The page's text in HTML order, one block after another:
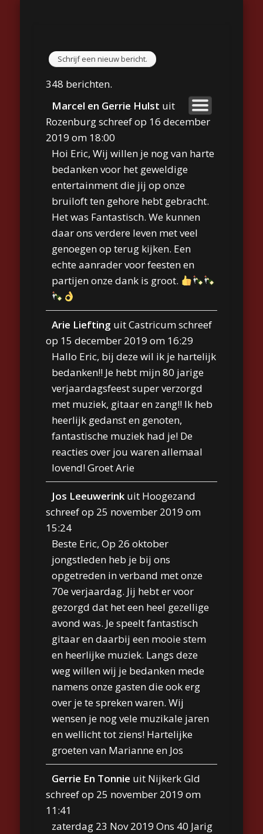
348 berichten.
Marcel en Gerrie Hulst uit
Rozenburgschreef op 16 december
2019 om 18:00
Hoi Eric, Wij willen je nog van harte
bedanken voor het geweldige
entertainment die jij op onze
bruiloft ten gehore hebt gebracht.
Het was Fantastisch. We kunnen
daar ons verdere leven met veel
genoegen op terug kijken. Een
echte aanrader voor feesten en
partijen onze dank is groot.
Arie Liefting uitCastricumschreef
op 15 december 2019 om 16:29
Hallo Eric, bij deze wil ik je hartelijk
bedanken!! Je hebt mijn 80 jarige
verjaardagsfeest super verzorgd
met muziek, gitaar en zang!! Ik heb
heerlijk gedanst en genoten,
fantastische muziek had je! De
reacties over jou waren allemaal
lovend! Groet Arie
Jos Leeuwerink uit Hoogezand
schreef op 25 november 2019 om
15:24
Beste Eric, Op 26 oktober
jongstleden heb je bij ons
opgetreden in verband met onze
70e verjaardag. Jij hebt er voor
gezorgd dat het een heel gezellige
avond was. Je speelt fantastisch
gitaar en daarbij een mooie stem
en heerlijke muziek. Langs deze
weg willen wij je bedanken mede
namens onze gasten die ook erg
over je te spreken waren. Wij
wensen je nog vele muzikale jaren
en wellicht tot ziens! Hartelijke
groeten van Marianne en Jos
Gerrie En Tonnie uit Nijkerk Gld
schreef op 25 november 2019 om
11:41
zaterdag 23 Nov 2019 Ons 40 Jarig